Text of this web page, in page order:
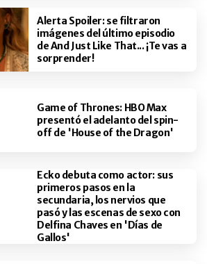
Alerta Spoiler: se filtraron
imágenes del último episodio
de And Just Like That... ¡Te vas a
sorprender!
Game of Thrones: HBO Max
presentó el adelanto del spin-
off de 'House of the Dragon'
Ecko debuta como actor: sus
primeros pasos en la
secundaria, los nervios que
pasó y las escenas de sexo con
Delfina Chaves en 'Días de
Gallos'